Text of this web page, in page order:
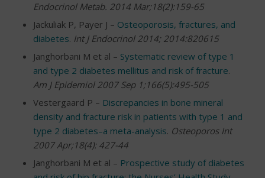
Endocrinol Metab. 2014 Mar;18(2):159-65
Jackuliak P, Payer J – Osteoporosis, fractures, and
diabetes. Int J Endocrinol 2014; 2014:820615
Janghorbani M et al – Systematic review of type 1
and type 2 diabetes mellitus and risk of fracture.
Am J Epidemiol 2007 Sep 1;166(5):495-505
Vestergaard P – Discrepancies in bone mineral
density and fracture risk in patients with type 1 and
type 2 diabetes–a meta-analysis. Osteoporos Int
2007 Apr;18(4): 427-44
Janghorbani M et al – Prospective study of diabetes